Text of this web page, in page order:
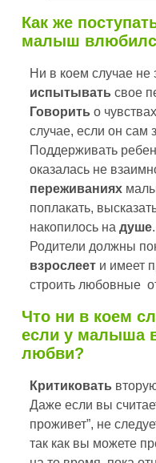
Как же
малыш
Ни в коем случае
испытывать свое
Говорить о
случае, если он сам
Поддерживать
оказалась не
переживаниях
поплакать,
накопилось на душе.
Родители должны
взрослеет и имеет
строить любовные
Что ни в коем
если у малыша
любви?
Критиковать
Даже если вы
проживет”, не
так как вы можете